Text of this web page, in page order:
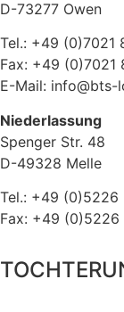
D-73277 Owen
Tel.: +49 (0)7021
Fax: +49 (0)7021
E-Mail: info@bts-
Niederlassung
Spenger Str. 48
D-49328 Melle
Tel.: +49
Fax: +49 (0)5226